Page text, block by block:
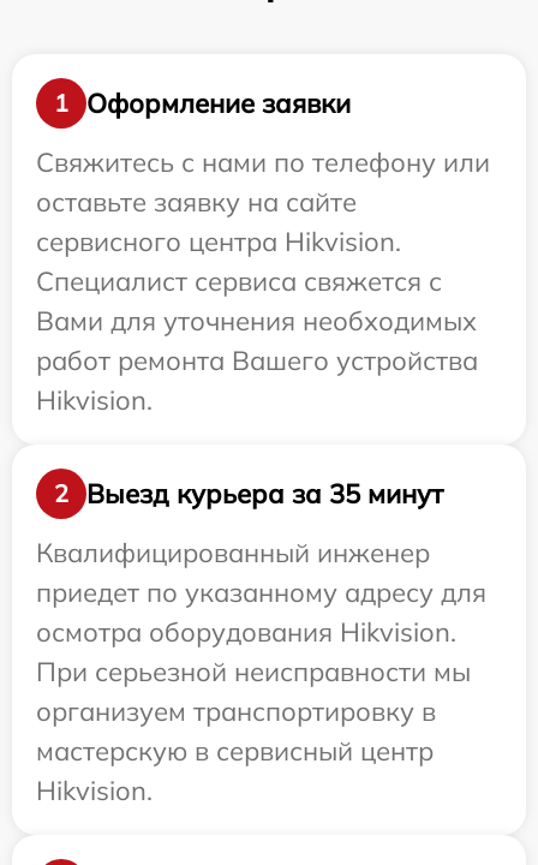
1
Оформление заявки
Свяжитесь с нами по телефону или
оставьте заявку на сайте
сервисного центра Hikvision.
Специалист сервиса свяжется с
Вами для уточнения необходимых
работ ремонта Вашего устройства
Hikvision.
2
Выезд курьера за 35 минут
Квалифицированный инженер
приедет по указанному адресу для
осмотра оборудования Hikvision.
При серьезной неисправности мы
организуем транспортировку в
мастерскую в сервисный центр
Hikvision.